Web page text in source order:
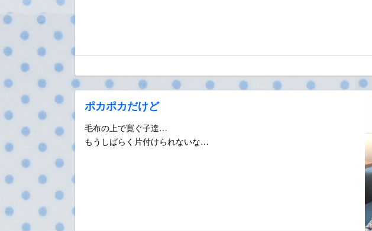
ポカポカだけど
毛布の上で寛ぐ子達…
もうしばらく片付けられないな…